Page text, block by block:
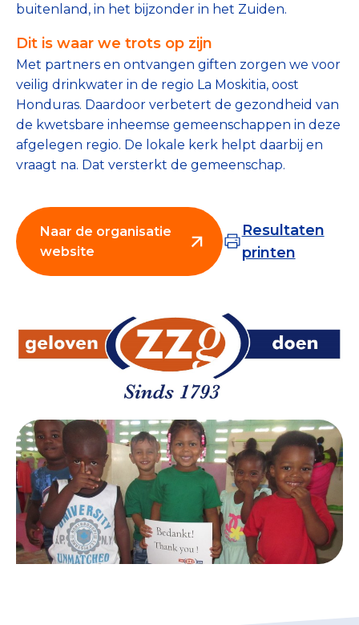
Het Nederlandse Donateurspanel
Contact & Signalen
Check keurmerk goede doelen
Collecterooster/wervingrooster
Nieuws
Over het CBF
Veelgestelde vragen
Register Erkende Donatieplatformen
buitenland, in het bijzonder in het Zuiden.
Dit is waar we trots op zijn
Met partners en ontvangen giften zorgen we voor
veilig drinkwater in de regio La Moskitia, oost
Honduras. Daardoor verbetert de gezondheid van
de kwetsbare inheemse gemeenschappen in deze
afgelegen regio. De lokale kerk helpt daarbij en
vraagt na. Dat versterkt de gemeenschap.
Naar de organisatie
website
Resultaten
printen